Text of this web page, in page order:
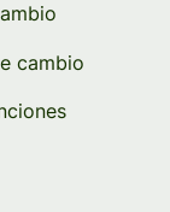
cambio